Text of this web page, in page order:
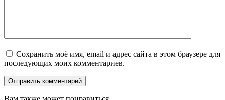
Сохранить моё имя, email и адрес сайта в этом браузере для
последующих моих комментариев.